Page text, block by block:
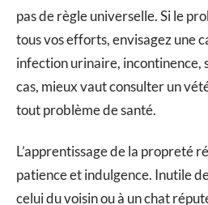
pas de règle universelle. Si le
tous vos efforts, envisagez une
infection urinaire, incontinence,
cas, mieux vaut consulter un
tout problème de santé.
L’apprentissage de la propreté
patience et indulgence. Inutile
celui du voisin ou à un chat